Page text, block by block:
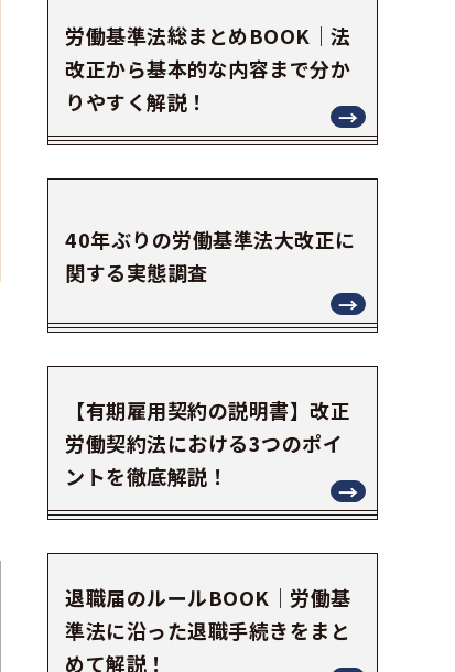
労働基準法総まとめBOOK｜法
改正から基本的な内容まで分か
りやすく解説！
40年ぶりの労働基準法大改正に
関する実態調査
【有期雇用契約の説明書】改正
労働契約法における3つのポイ
ントを徹底解説！
退職届のルールBOOK｜労働基
準法に沿った退職手続きをまと
めて解説！